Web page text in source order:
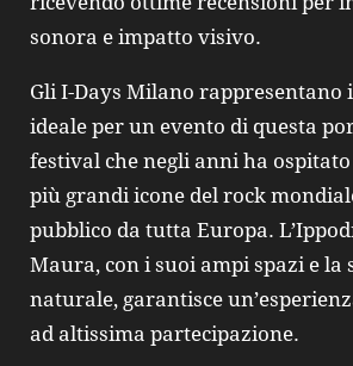
sonora e impatto visivo.
Gli I‑Days Milano rappresentano
ideale per un evento di questa
festival che negli anni ha
più grandi icone del rock
pubblico da tutta Europa.
Maura, con i suoi ampi spazi e la
naturale, garantisce
ad altissima partecipazione.